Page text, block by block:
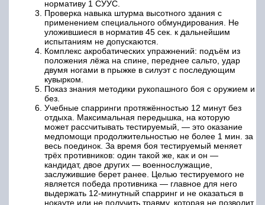
нормативу 1 СУУС.
Проверка навыка штурма высотного здания с
применением специального обмундирования. Не
уложившиеся в норматив 45 сек. к дальнейшим
испытаниям не допускаются.
Комплекс акробатических упражнений: подъём из
положения лёжа на спине, переднее сальто, удар
двумя ногами в прыжке в силуэт с последующим
кувырком.
Показ знания методики рукопашного боя с оружием и
без.
Учебные спарринги протяжённостью 12 минут без
отдыха. Максимальная передышка, на которую
может рассчитывать тестируемый, — это оказание
медпомощи продолжительностью не более 1 мин. за
весь поединок. За время боя тестируемый меняет
трёх противников: один такой же, как и он —
кандидат, двое других — военнослужащие,
заслужившие берет ранее. Целью тестируемого не
является победа противника — главное для него
выдержать 12-минутный спарринг и не оказаться в
нокауте или не получить травму, которая не позволит